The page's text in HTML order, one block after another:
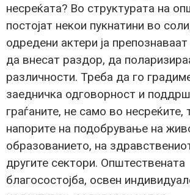
несреќата? Во структурата на
постојат некои пукнатини во
одредени актери ја
да внесат раздор, да
различности. Треба да го
заедничка одговорност и
граѓаните, не само во несреќите,
напорите на подобрување на
образованието, на
другите сектори. Општествената
благосостојба, освен